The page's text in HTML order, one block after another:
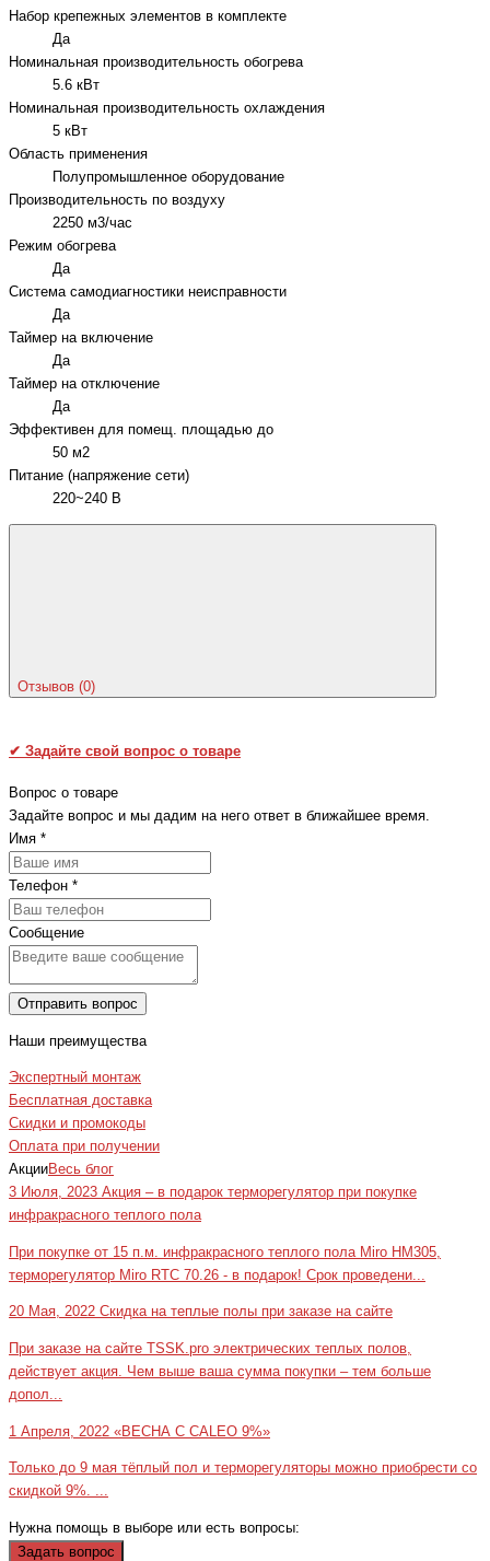
Набор крепежных элементов в комплекте
Да
Номинальная производительность обогрева
5.6 кВт
Номинальная производительность охлаждения
5 кВт
Область применения
Полупромышленное оборудование
Производительность по воздуху
2250 м3/час
Режим обогрева
Да
Система самодиагностики неисправности
Да
Таймер на включение
Да
Таймер на отключение
Да
Эффективен для помещ. площадью до
50 м2
Питание (напряжение сети)
220~240 В
Отзывов (0)
✔ Задайте свой вопрос о товаре
Вопрос о товаре
Задайте вопрос и мы дадим на него ответ в ближайшее время.
Имя *
Телефон *
Сообщение
Отправить вопрос
Наши преимущества
Экспертный монтаж
Бесплатная доставка
Скидки и промокоды
Оплата при получении
АкцииВесь блог
3 Июля, 2023 Акция – в подарок терморегулятор при покупке
инфракрасного теплого пола
При покупке от 15 п.м. инфракрасного теплого пола Miro HM305,
терморегулятор Miro RTC 70.26 - в подарок! Срок проведени...
20 Мая, 2022 Скидка на теплые полы при заказе на сайте
При заказе на сайте TSSK.pro электрических теплых полов,
действует акция. Чем выше ваша сумма покупки – тем больше
допол...
1 Апреля, 2022 «ВЕСНА С CALEO 9%»
Только до 9 мая тёплый пол и терморегуляторы можно приобрести со
скидкой 9%. ...
Нужна помощь в выборе или есть вопросы:
Задать вопрос